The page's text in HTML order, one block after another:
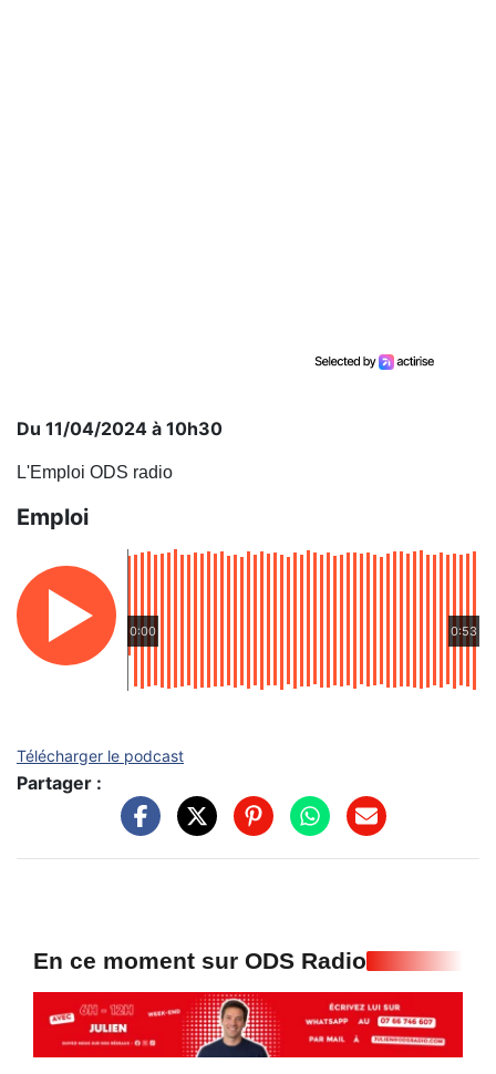
Du 11/04/2024 à 10h30
L'Emploi ODS radio
Emploi
0:00 0:53
Télécharger le podcast
Partager :
En ce moment sur ODS Radio